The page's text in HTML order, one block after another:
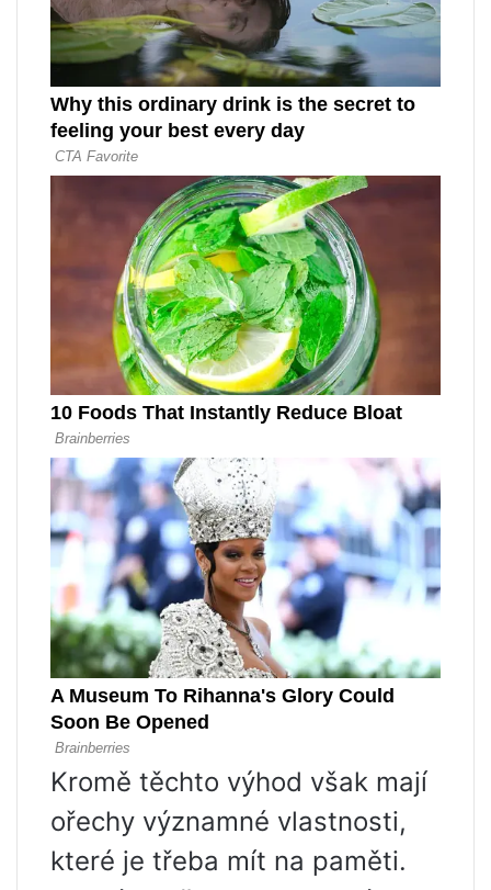
Kromě těchto výhod však mají
ořechy významné vlastnosti,
které je třeba mít na paměti.